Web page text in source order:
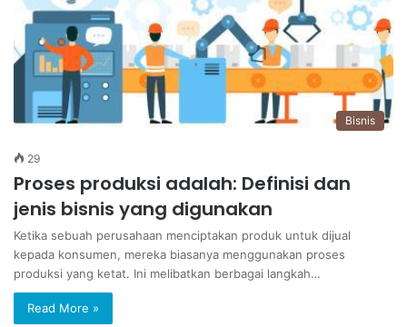
Bisnis
29
Proses produksi adalah: Definisi dan
jenis bisnis yang digunakan
Ketika sebuah perusahaan menciptakan produk untuk dijual
kepada konsumen, mereka biasanya menggunakan proses
produksi yang ketat. Ini melibatkan berbagai langkah…
Read More »